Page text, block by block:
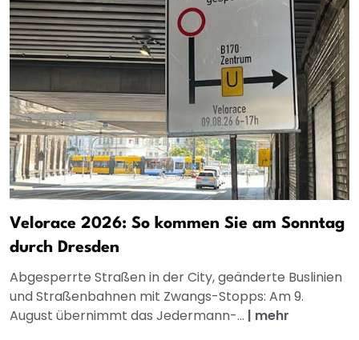
Velorace 2026: So kommen Sie am Sonntag
durch Dresden
Abgesperrte Straßen in der City, geänderte Buslinien
und Straßenbahnen mit Zwangs-Stopps: Am 9.
August übernimmt das Jedermann-... | mehr